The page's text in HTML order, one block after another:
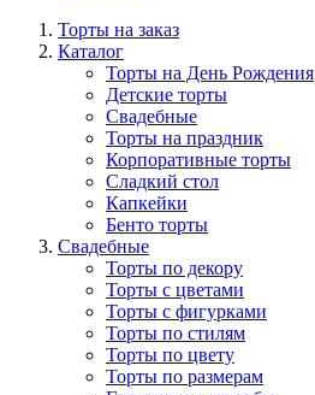
Торты на заказ
Каталог
Торты на День Рождения
Детские торты
Свадебные
Торты на праздник
Корпоративные торты
Сладкий стол
Капкейки
Бенто торты
Свадебные
Торты по декору
Торты с цветами
Торты с фигурками
Торты по стилям
Торты по цвету
Торты по размерам